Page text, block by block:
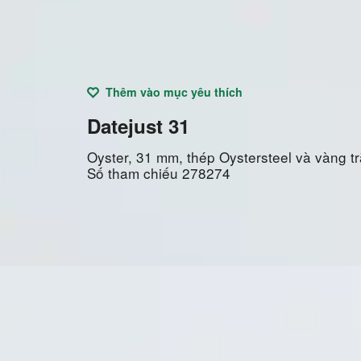
Thêm vào mục yêu thích
Datejust 31
Oyster, 31 mm, thép Oystersteel và vàng
Số tham chiếu 278274